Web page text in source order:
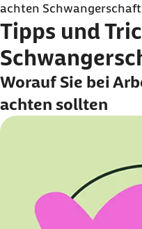
achten
Tipps und
Worauf Sie bei
achten sollten